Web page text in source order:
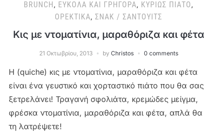
BRUNCH, ΕΎΚΟΛΑ ΚΑΙ ΓΡΉΓΟΡΑ, ΚΥΡΊΩΣ ΠΙΆΤΟ,
ΟΡΕΚΤΙΚΆ, ΣΝΑΚ / ΣΆΝΤΟΥΙΤΣ
Κις με ντοματίνια, μαραθόριζα και φέτα
21 Οκτωβρίου, 2013 by Christos 0 comments
Η (quiche) κις με ντοματίνια, μαραθόριζα και φέτα
είναι ένα γευστικό και χορταστικό πιάτο που θα σας
ξετρελάνει! Τραγανή σφολιάτα, κρεμώδες μείγμα,
φρέσκα ντοματίνια, μαραθόριζα και φέτα, απλά θα
τη λατρέψετε!